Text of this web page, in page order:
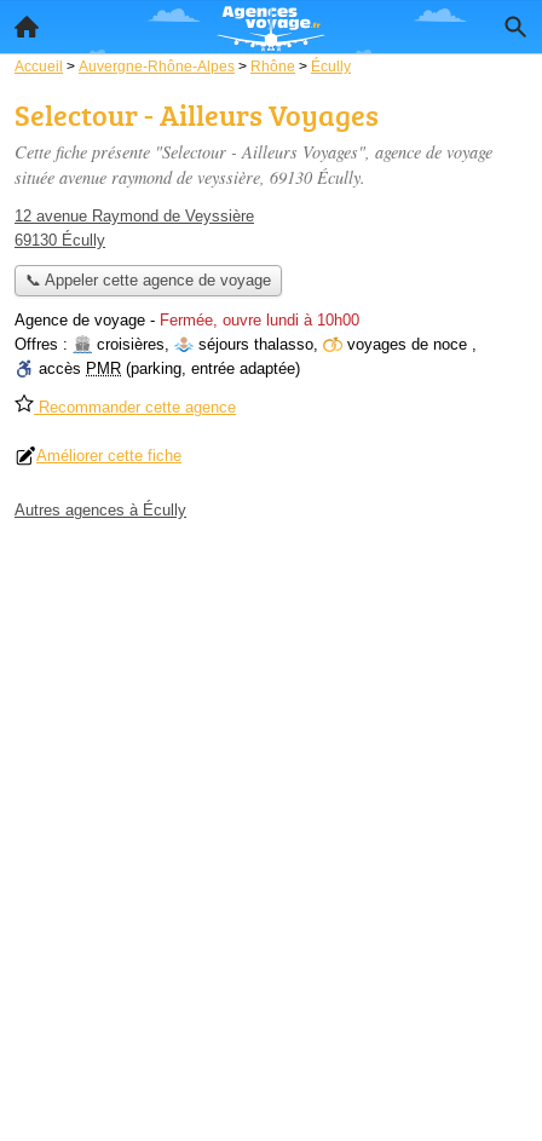
Accueil > Auvergne-Rhône-Alpes > Rhône > Écully
Selectour - Ailleurs Voyages
Cette fiche présente "Selectour - Ailleurs Voyages", agence de voyage
située avenue raymond de veyssière, 69130 Écully.
12 avenue Raymond de Veyssière
69130 Écully
📞 Appeler cette agence de voyage
Agence de voyage - Fermée, ouvre lundi à 10h00
Offres :
croisières, séjours thalasso, voyages de noce ,
accès PMR (parking, entrée adaptée)
Recommander cette agence
Améliorer cette fiche
Autres agences à Écully